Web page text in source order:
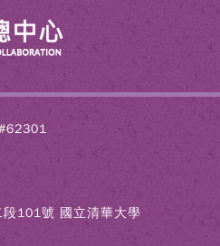
101號 國立清華大學